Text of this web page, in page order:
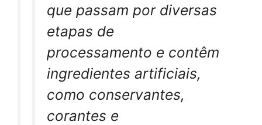
que passam por diversas
etapas de
processamento e contêm
ingredientes artificiais,
como conservantes,
corantes e